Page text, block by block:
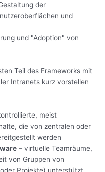
der
und
und "Adoption" von
Teil des Frameworks mit
Intranets kurz vorstellen
meist
die von zentralen oder
werden
– virtuelle Teamräume,
von Gruppen von
Projekte) unterstützt